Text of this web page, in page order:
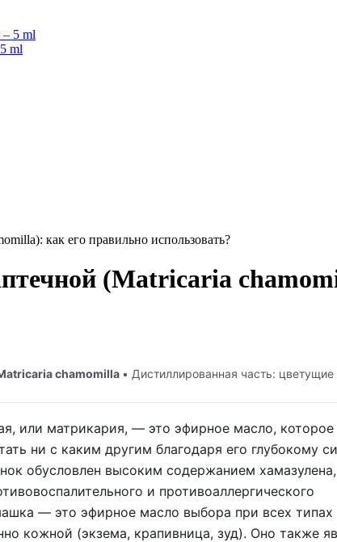
ml
как его правильно использовать?
(Matricaria
chamomilla • Дистиллированная часть:
или матрикария, — это эфирное масло, которое
ни с каким другим благодаря его глубокому
обусловлен высоким содержанием хамазулена,
и противоаллергического
— это эфирное масло выбора при всех типах
кожной (экзема, крапивница, зуд). Оно также